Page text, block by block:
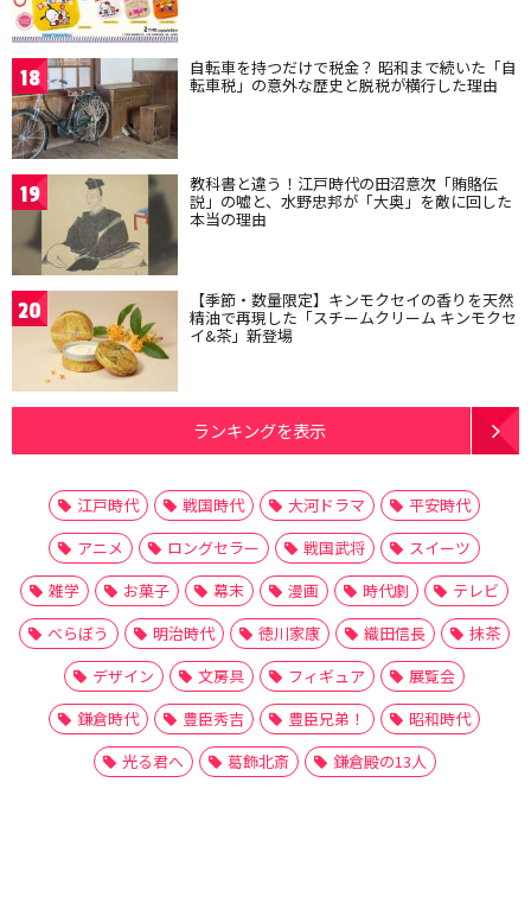
18 自転車を持つだけで税金？ 昭和まで続いた「自
転車税」の意外な歴史と脱税が横行した理由
19 教科書と違う！江戸時代の田沼意次「賄賂伝
説」の嘘と、水野忠邦が「大奥」を敵に回した
本当の理由
20 【季節・数量限定】キンモクセイの香りを天然
精油で再現した「スチームクリーム キンモクセ
イ&茶」新登場
ランキングを表示
江戸時代 戦国時代 大河ドラマ
平安時代
アニメ
ロングセラー 戦国武将
スイーツ
雑学
お菓子 幕末 漫画 時代劇
テレビ
べらぼう
明治時代 徳川家康 織田信長
抹茶
デザイン
文房具 フィギュア
展覧会
鎌倉時代
豊臣秀吉 豊臣兄弟！
昭和時代
光る君へ
葛飾北斎 鎌倉殿の13人